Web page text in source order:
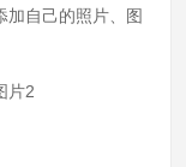
加自己的照片、图